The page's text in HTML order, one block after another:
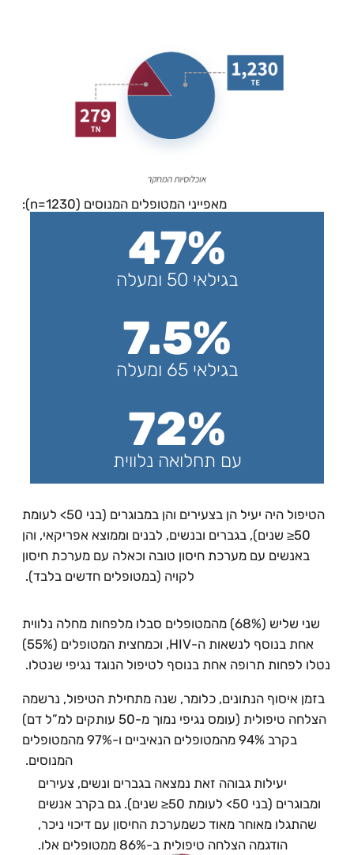
מאפייני המטופלים המנוסים (n=1230):
72%
עם תחלואה נלווית
7.5%
בגילאי 65 ומעלה
47%
בגילאי 50 ומעלה
הטיפול היה יעיל הן בצעירים והן במבוגרים (בני 50> לעומת
50≤ שנים), בגברים ובנשים, לבנים וממוצא אפריקאי, והן
באנשים עם מערכת חיסון טובה וכאלה עם מערכת חיסון
לקויה (במטופלים חדשים בלבד).
שני שליש (68%) מהמטופלים סבלו מלפחות מחלה נלווית
אחת בנוסף לנשאות ה-HIV, וכמחצית המטופלים (55%)
נטלו לפחות תרופה אחת בנוסף לטיפול הנוגד נגיפי שנטלו.
בזמן איסוף הנתונים, כלומר, שנה מתחילת הטיפול, נרשמה
הצלחה טיפולית (עומס נגיפי נמוך מ-50 עותקים למ”ל דם)
בקרב 94% מהמטופלים הנאיביים ו-97% מהמטופלים
המנוסים.
יעילות גבוהה זאת נמצאה בגברים ונשים, צעירים
ומבוגרים (בני 50> לעומת 50≤ שנים). גם בקרב אנשים
שהתגלו מאוחר מאוד כשמערכת החיסון עם דיכוי ניכר,
הודגמה הצלחה טיפולית ב-86% ממטופלים אלו.